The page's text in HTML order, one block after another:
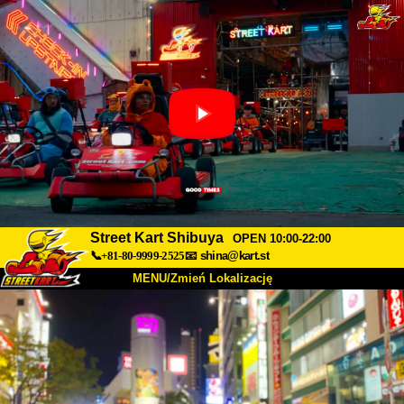
Street Kart Shibuya
OPEN 10:00-22:00
📞+81-80-9999-2525📧 shina@kart.st
MENU/Zmień Lokalizację
TOP
O nas Specyfikacja Cena
Dojazd Opinie FAQ